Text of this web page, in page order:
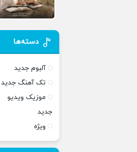
دسته‌ها
آلبوم جدید
تک آهنگ جدید
موزیک ویدیو
جدید
ویژه